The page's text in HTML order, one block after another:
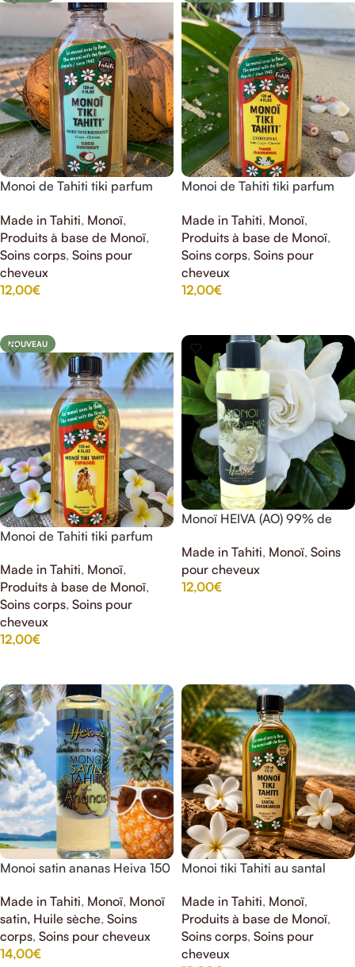
Monoi de Tahiti tiki parfum
Made in Tahiti, Monoï,
Produits à base de Monoï,
Soins corps, Soins pour
cheveux
12,00€
Monoi de Tahiti tiki parfum
Made in Tahiti, Monoï,
Produits à base de Monoï,
Soins corps, Soins pour
cheveux
12,00€
NOUVEAU
Monoi de Tahiti tiki parfum
Made in Tahiti, Monoï,
Produits à base de Monoï,
Soins corps, Soins pour
cheveux
12,00€
Monoï HEIVA (AO) 99% de
Made in Tahiti, Monoï, Soins
pour cheveux
12,00€
Monoi satin ananas Heiva 150
Made in Tahiti, Monoï, Monoï
satin, Huile sèche, Soins
corps, Soins pour cheveux
14,00€
Monoi tiki Tahiti au santal
Made in Tahiti, Monoï,
Produits à base de Monoï,
Soins corps, Soins pour
cheveux